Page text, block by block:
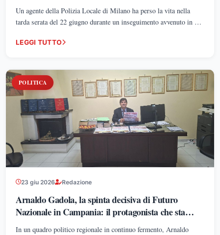
Un agente della Polizia Locale di Milano ha perso la vita nella
tarda serata del 22 giugno durante un inseguimento avvenuto in via
Linate. Dinamica ancora in fase di accertamento.
LEGGI TUTTO
POLITICA
23 giu 2026 Redazione
Arnaldo Gadola, la spinta decisiva di Futuro
Nazionale in Campania: il protagonista che sta
ridisegnando gli equilibri territoriali
In un quadro politico regionale in continuo fermento, Arnaldo